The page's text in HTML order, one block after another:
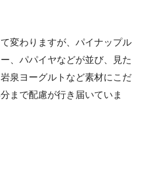
変わりますが、パイナップル
、パパイヤなどが並び、見た
泉ヨーグルトなど素材にこだ
まで配慮が行き届いていま